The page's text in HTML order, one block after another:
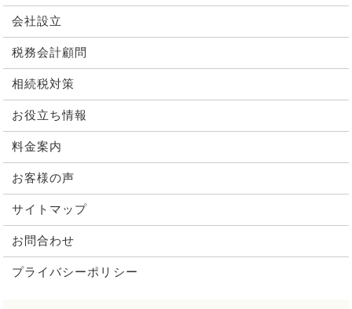
会社設立
税務会計顧問
相続税対策
お役立ち情報
料金案内
お客様の声
サイトマップ
お問合わせ
プライバシーポリシー